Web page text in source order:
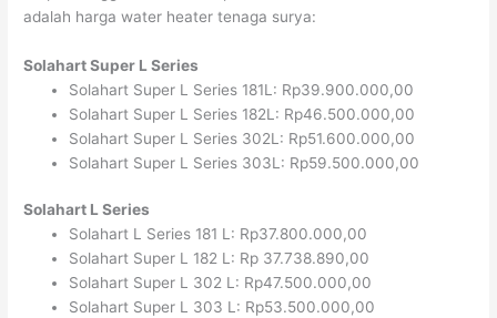
adalah harga water heater tenaga surya:
Solahart Super L Series
Solahart Super L Series 181L: Rp39.900.000,00
Solahart Super L Series 182L: Rp46.500.000,00
Solahart Super L Series 302L: Rp51.600.000,00
Solahart Super L Series 303L: Rp59.500.000,00
Solahart L Series
Solahart L Series 181 L: Rp37.800.000,00
Solahart Super L 182 L: Rp 37.738.890,00
Solahart Super L 302 L: Rp47.500.000,00
Solahart Super L 303 L: Rp53.500.000,00